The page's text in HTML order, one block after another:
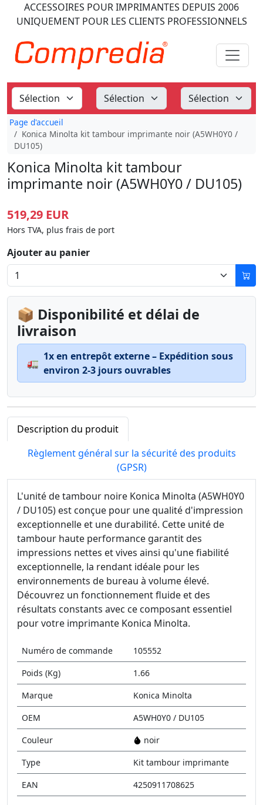
ACCESSOIRES POUR IMPRIMANTES DEPUIS 2006
UNIQUEMENT POUR LES CLIENTS PROFESSIONNELS
Page d'accueil
Konica Minolta kit tambour imprimante noir (A5WH0Y0 /
DU105)
Konica Minolta kit tambour
imprimante noir (A5WH0Y0 / DU105)
519,29 EUR
Hors TVA, plus frais de port
Ajouter au panier
📦 Disponibilité et délai de
livraison
🚛
1x en entrepôt externe – Expédition sous
environ 2-3 jours ouvrables
Description du produit
Règlement général sur la sécurité des produits
(GPSR)
L'unité de tambour noire Konica Minolta (A5WH0Y0
/ DU105) est conçue pour une qualité d'impression
exceptionnelle et une durabilité. Cette unité de
tambour haute performance garantit des
impressions nettes et vives ainsi qu'une fiabilité
exceptionnelle, la rendant idéale pour les
environnements de bureau à volume élevé.
Découvrez un fonctionnement fluide et des
résultats constants avec ce composant essentiel
pour votre imprimante Konica Minolta.
Numéro de commande
105552
Poids (Kg)
1.66
Marque
Konica Minolta
OEM
A5WH0Y0 / DU105
Couleur
noir
Type
Kit tambour imprimante
EAN
4250911708625